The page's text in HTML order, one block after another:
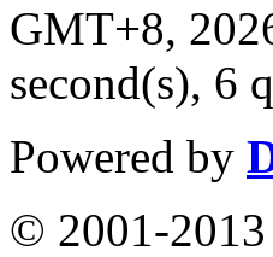
GMT+8,
second(s), 6
Powered by
© 2001-2013